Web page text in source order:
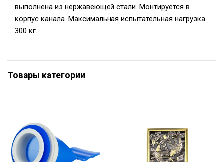
выполнена из нержавеющей стали. Монтируется в
корпус канала. Максимальная испытательная нагрузка
300 кг.
Товары категории